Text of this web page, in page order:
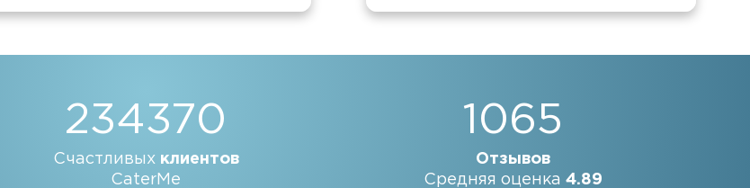
234370
Счастливых клиентов
CaterMe
1065
Отзывов
Средняя оценка 4.89